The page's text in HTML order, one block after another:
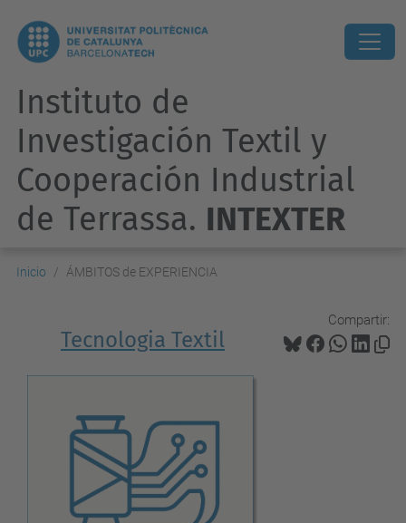
Instituto de
Investigación Textil y
Cooperación Industrial
de Terrassa. INTEXTER
Inicio ÁMBITOS de EXPERIENCIA
Compartir:
Tecnologia Textil